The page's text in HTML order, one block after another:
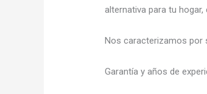
alternativa para tu
Nos caracterizamos por
Garantía y años de